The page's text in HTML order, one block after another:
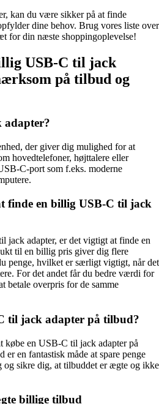
kan du være sikker på at finde
dine behov. Brug vores liste over
for din næste shoppingoplevelse!
USB-C til jack
på tilbud og
adapter?
der giver dig mulighed for at
hovedtelefoner, højttalere eller
C-port som f.eks. moderne
finde en billig USB-C til jack
jack adapter, er det vigtigt at finde en
til en billig pris giver dig flere
penge, hvilket er særligt vigtigt, når det
For det andet får du bedre værdi for
betale overpris for de samme
til jack adapter på tilbud?
købe en USB-C til jack adapter på
en fantastisk måde at spare penge
sikre dig, at tilbuddet er ægte og ikke
billige tilbud